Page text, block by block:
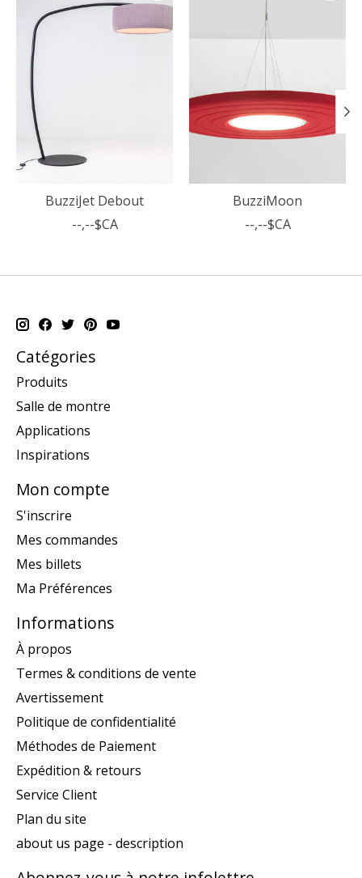
BuzziJet Debout
--,--$CA
BuzziMoon
--,--$CA
Catégories
Produits
Salle de montre
Applications
Inspirations
Mon compte
S'inscrire
Mes commandes
Mes billets
Ma Préférences
Informations
À propos
Termes & conditions de vente
Avertissement
Politique de confidentialité
Méthodes de Paiement
Expédition & retours
Service Client
Plan du site
about us page - description